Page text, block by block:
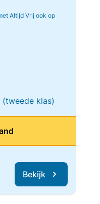
Altijd Vrij ook op
(tweede klas)
Bekijk